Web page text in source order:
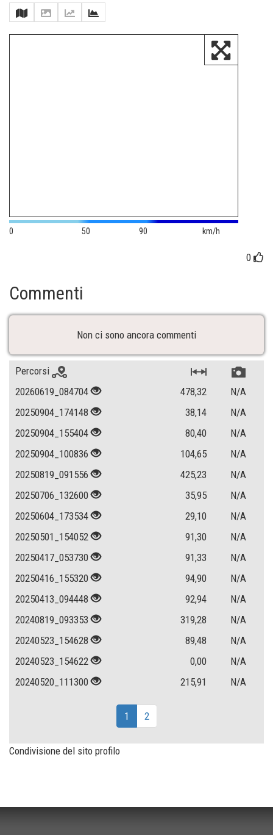
0 50 90 km/h
0
Commenti
Non ci sono ancora commenti
Percorsi
20260619_084704
478,32
N/A
20250904_174148
38,14
N/A
20250904_155404
80,40
N/A
20250904_100836
104,65
N/A
20250819_091556
425,23
N/A
20250706_132600
35,95
N/A
20250604_173534
29,10
N/A
20250501_154052
91,30
N/A
20250417_053730
91,33
N/A
20250416_155320
94,90
N/A
20250413_094448
92,94
N/A
20240819_093353
319,28
N/A
20240523_154628
89,48
N/A
20240523_154622
0,00
N/A
20240520_111300
215,91 N/A
1 2
Condivisione del sito profilo